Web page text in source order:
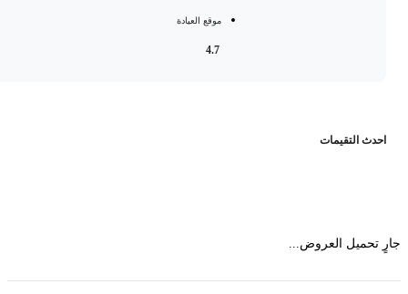
موقع العيادة
التقيمات
تحميل العروض...